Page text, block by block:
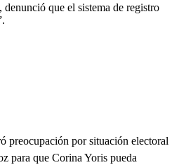
que el sistema de registro
preocupación por situación electoral
para que Corina Yoris pueda